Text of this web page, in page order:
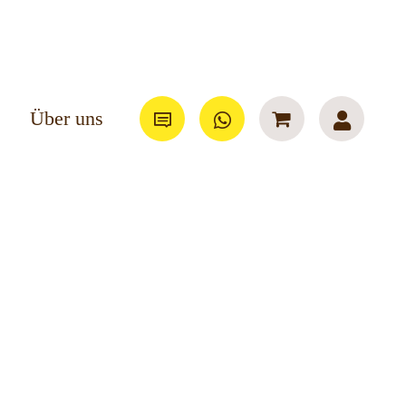
Über uns